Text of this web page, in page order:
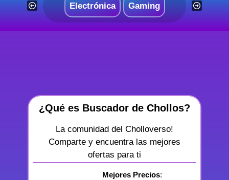
Electrónica Gaming
¿Qué es Buscador de Chollos?
La comunidad del Cholloverso!
Comparte y encuentra las mejores
ofertas para ti
Mejores Precios: